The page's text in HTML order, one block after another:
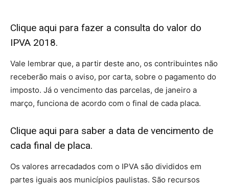
Clique aqui para fazer a consulta do valor do
IPVA 2018.
Vale lembrar que, a partir deste ano, os contribuintes não
receberão mais o aviso, por carta, sobre o pagamento do
imposto. Já o vencimento das parcelas, de janeiro a
março, funciona de acordo com o final de cada placa.
Clique aqui para saber a data de vencimento de
cada final de placa.
Os valores arrecadados com o IPVA são divididos em
partes iguais aos municípios paulistas. São recursos